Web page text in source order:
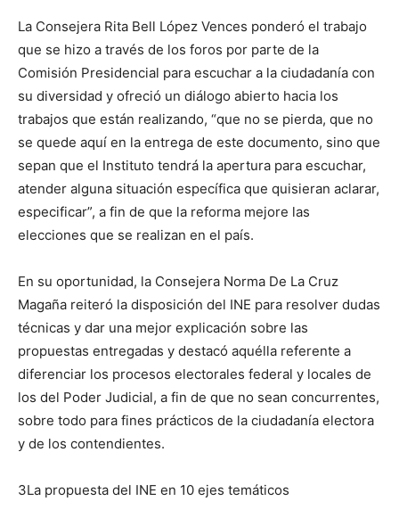
La Consejera Rita Bell López Vences ponderó el trabajo
que se hizo a través de los foros por parte de la
Comisión Presidencial para escuchar a la ciudadanía con
su diversidad y ofreció un diálogo abierto hacia los
trabajos que están realizando, “que no se pierda, que no
se quede aquí en la entrega de este documento, sino que
sepan que el Instituto tendrá la apertura para escuchar,
atender alguna situación específica que quisieran aclarar,
especificar”, a fin de que la reforma mejore las
elecciones que se realizan en el país.
En su oportunidad, la Consejera Norma De La Cruz
Magaña reiteró la disposición del INE para resolver dudas
técnicas y dar una mejor explicación sobre las
propuestas entregadas y destacó aquélla referente a
diferenciar los procesos electorales federal y locales de
los del Poder Judicial, a fin de que no sean concurrentes,
sobre todo para fines prácticos de la ciudadanía electora
y de los contendientes.
3La propuesta del INE en 10 ejes temáticos